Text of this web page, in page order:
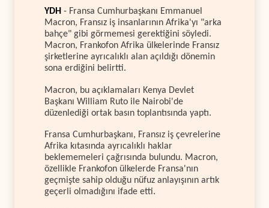
YDH - Fransa Cumhurbaşkanı Emmanuel
Macron, Fransız iş insanlarının Afrika'yı "arka
bahçe" gibi görmemesi gerektiğini söyledi.
Macron, Frankofon Afrika ülkelerinde Fransız
şirketlerine ayrıcalıklı alan açıldığı dönemin
sona erdiğini belirtti.
Macron, bu açıklamaları Kenya Devlet
Başkanı William Ruto ile Nairobi'de
düzenlediği ortak basın toplantısında yaptı.
Fransa Cumhurbaşkanı, Fransız iş çevrelerine
Afrika kıtasında ayrıcalıklı haklar
beklememeleri çağrısında bulundu. Macron,
özellikle Frankofon ülkelerde Fransa'nın
geçmişte sahip olduğu nüfuz anlayışının artık
geçerli olmadığını ifade etti.